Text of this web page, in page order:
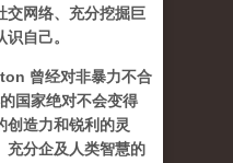
交网络、充分挖掘巨
自己。
曾经对非暴力不合
国家绝对不会变得
创造力和锐利的灵
充分企及人类智慧的